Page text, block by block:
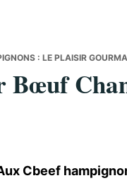
: LE PLAISIR
Bœuf
Cbeef